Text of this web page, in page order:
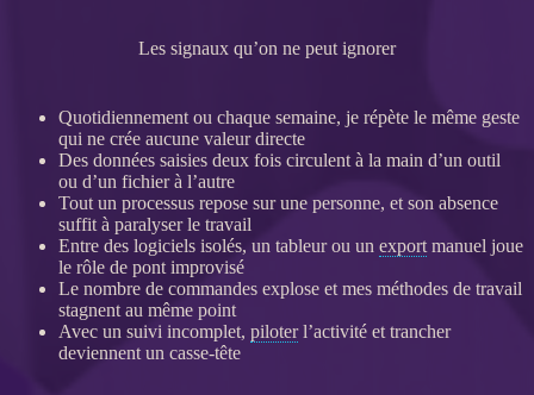
Les signaux qu’on ne peut ignorer
Quotidiennement ou chaque semaine, je répète le même geste
qui ne crée aucune valeur directe
Des donnéessaisies deux fois circulent à la main d’un outil
ou d’un fichier à l’autre
Tout un processusrepose sur une personne, et son absence
suffit à paralyser le travail
Entre des logiciels isolés, un tableur ou un exportmanuel joue
le rôle de pont improvisé
Le nombre de commandes explose et mes méthodes de travail
stagnent au même point
Avec un suivi incomplet, piloterl’activité et trancher
deviennent un casse-tête